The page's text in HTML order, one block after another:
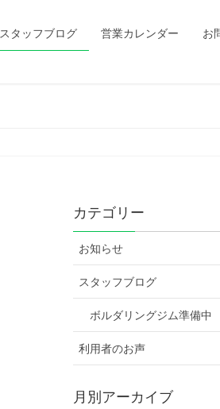
スタッフブログ 営業カレンダー お
カテゴリー
お知らせ
スタッフブログ
ボルダリングジム準備中
利用者のお声
月別アーカイブ